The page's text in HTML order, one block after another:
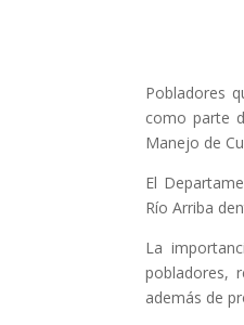
Pobladores
como parte
Manejo de
El
Río Arriba
La
pobladores,
además de